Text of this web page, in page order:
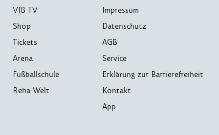
VfB TV
Shop
Tickets
Arena
Fußballschule
Reha-Welt
Impressum
Datenschutz
AGB
Service
Erklärung zur Barrierefreiheit
Kontakt
App